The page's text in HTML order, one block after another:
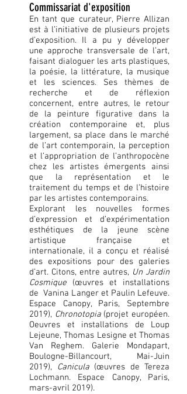
Commissariat d'exposition
En tant que curateur, Pierre Allizan
est à l’initiative de plusieurs projets
d’exposition. Il a pu y développer
une approche transversale de l’art,
faisant dialoguer les arts plastiques,
la poésie, la littérature, la musique
et les sciences. Ses thèmes de
recherche et de réflexion
concernent, entre autres, le retour
de la peinture figurative dans la
création contemporaine et, plus
largement, sa place dans le marché
de l’art contemporain, la perception
et l’appropriation de l’anthropocène
chez les artistes émergents ainsi
que la représentation et le
traitement du temps et de l’histoire
par les artistes contemporains.
Explorant les nouvelles formes
d’expression et d’expérimentation
esthétiques de la jeune scène
artistique française et
internationale, il a conçu et réalisé
des expositions pour des galeries
d’art. Citons, entre autres, Un Jardin
Cosmique (œuvres et installations
de Vanina Langer et Paulin Lefeuve.
Espace Canopy, Paris, Septembre
2019), Chronotopia(projet européen.
Oeuvres et installations de Loup
Lejeune, Thomas Lesigne et Thomas
Van Reghem. Galerie Mondapart,
Boulogne-Billancourt, Mai-Juin
2019), Canicula(œuvres de Tereza
Lochmann. Espace Canopy, Paris,
mars-avril 2019).